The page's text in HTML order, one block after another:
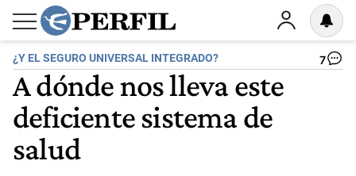
¿Y EL SEGURO UNIVERSAL INTEGRADO? 7
A dónde nos lleva este
deficiente sistema de
salud